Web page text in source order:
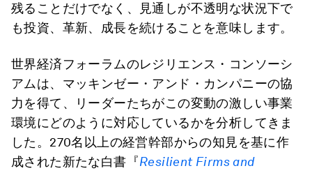
残ることだけでなく、見通しが不透明な状況下で
も投資、革新、成長を続けることを意味します。
世界経済フォーラムのレジリエンス・コンソーシ
アムは、マッキンゼー・アンド・カンパニーの協
力を得て、リーダーたちがこの変動の激しい事業
環境にどのように対応しているかを分析してきま
した。270名以上の経営幹部からの知見を基に作
成された新たな白書『Resilient Firms and